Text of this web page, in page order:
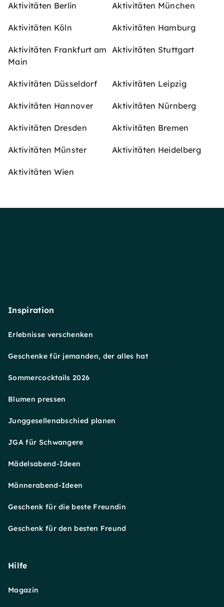
Aktivitäten Berlin Aktivitäten München
Aktivitäten Köln Aktivitäten Hamburg
Aktivitäten Frankfurt am
Main
Aktivitäten Stuttgart
Aktivitäten Düsseldorf Aktivitäten Leipzig
Aktivitäten Hannover Aktivitäten Nürnberg
Aktivitäten Dresden Aktivitäten Bremen
Aktivitäten Münster Aktivitäten Heidelberg
Aktivitäten Wien
Inspiration
Erlebnisse verschenken
Geschenke für jemanden, der alles hat
Sommercocktails 2026
Blumen pressen
Junggesellenabschied planen
JGA für Schwangere
Mädelsabend-Ideen
Männerabend-Ideen
Geschenk für die beste Freundin
Geschenk für den besten Freund
Hilfe
Magazin